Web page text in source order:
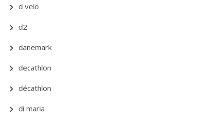
d velo
d2
danemark
decathlon
décathlon
di maria